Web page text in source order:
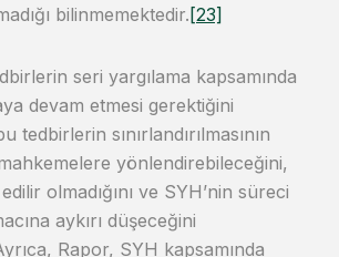
bilinmemektedir.[23]
seri yargılama kapsamında
devam etmesi gerektiğini
tedbirlerin sınırlandırılmasının
yönlendirebileceğini,
olmadığını ve SYH’nin süreci
aykırı düşeceğini
Rapor, SYH kapsamında